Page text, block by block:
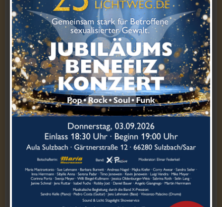
Kontakt zu uns
Du erreichst uns bei Fragen zur Registrierung, deiner
Mitgliedschaft oder technischen Problemen
am besten perE-Mail
Soziale Medien:
Auszeichnungen